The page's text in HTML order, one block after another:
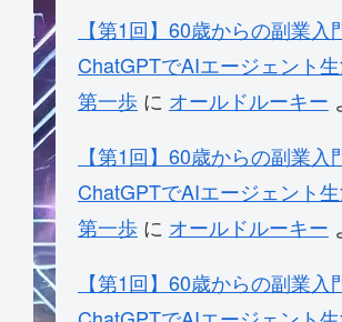
【第1回】60歳からの副業
ChatGPTでAIエージェント
第一歩 に オールドルーキー
【第1回】60歳からの副業
ChatGPTでAIエージェント
第一歩 に オールドルーキー
【第1回】60歳からの副業